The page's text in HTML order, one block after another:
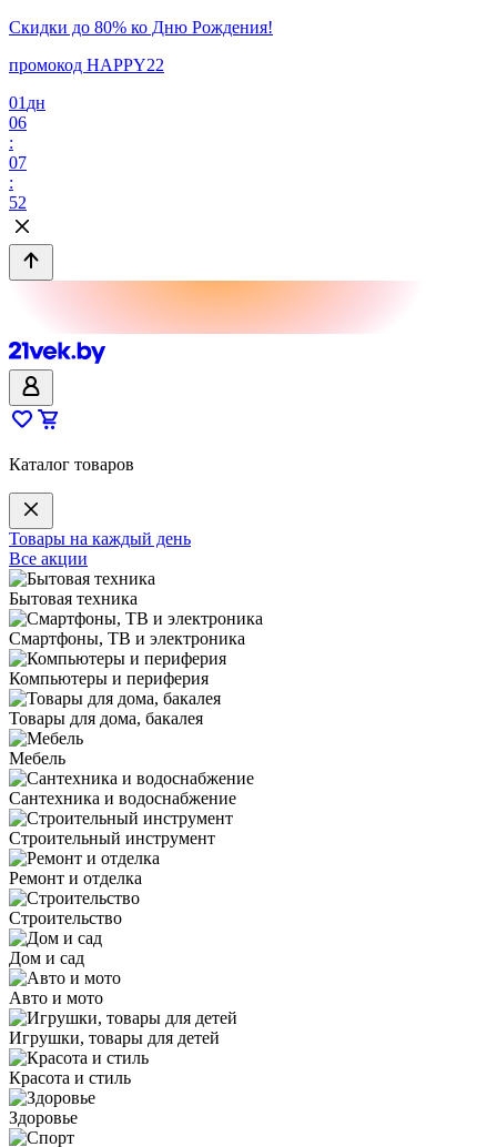
Скидки до 80% ко Дню Рождения!
промокод HAPPY22
01 дн
06
:
07
:
52
Каталог товаров
Товары на каждый день
Все акции
Бытовая техника
Смартфоны, ТВ и электроника
Компьютеры и периферия
Товары для дома, бакалея
Мебель
Сантехника и водоснабжение
Строительный инструмент
Ремонт и отделка
Строительство
Дом и сад
Авто и мото
Игрушки, товары для детей
Красота и стиль
Здоровье